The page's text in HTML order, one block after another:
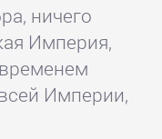
ничего
Империя,
Империи,